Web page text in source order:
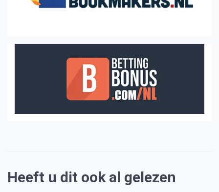
Heeft u dit ook al gelezen